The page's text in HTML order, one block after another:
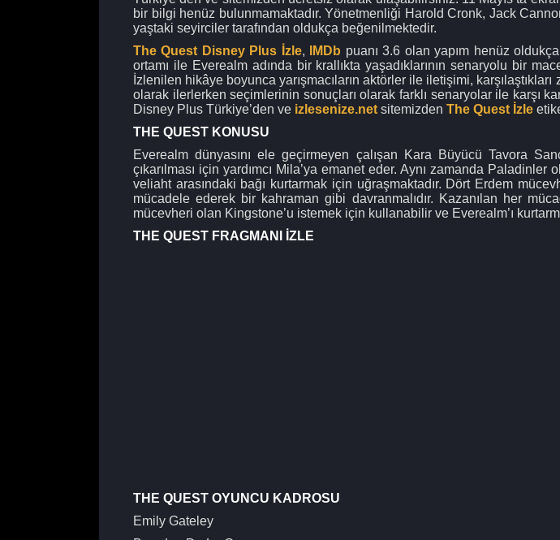
bir bilgi henüz bulunmamaktadır. Yönetmenliği Harold Cronk, Jack
yaştaki seyirciler tarafından oldukça beğenilmektedir.
The Quest Disney Plus İzle, IMDb puanı 3.6 olan yapım henüz
ortamı ile Everealm adında bir krallıkta yaşadıklarının senaryolu bir
İzlenilen hikâye boyunca yarışmacıların aktörler ile iletişimi,
olarak ilerlerken seçimlerinin sonuçları olarak farklı senaryolar ile karşı
Disney Plus Türkiye’den ve izlesenize.net sitemizden The Quest İzle
THE QUEST KONUSU
Everealm dünyasını ele geçirmeyen çalışan Kara Büyücü Tavora
çıkarılması için yardımcı Mila’ya emanet eder. Aynı zamanda
veliaht arasındaki bağı kurtarmak için uğraşmaktadır. Dört Erdem
mücadele ederek bir kahraman gibi davranmalıdır. Kazanılan her
mücevheri olan Kingstone’u istemek için kullanabilir ve Everealm’ı
THE QUEST FRAGMANI İZLE
THE QUEST OYUNCU KADROSU
Emily Gateley